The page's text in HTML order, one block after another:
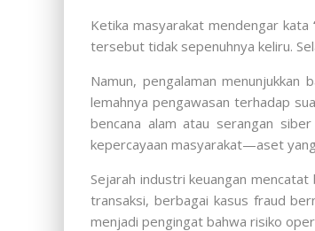
Ketika masyarakat mendengar kata
tersebut tidak sepenuhnya keliru.
Namun, pengalaman
lemahnya pengawasan terhadap
bencana alam atau serangan
kepercayaan masyarakat—aset
Sejarah industri keuangan
transaksi, berbagai kasus fraud
menjadi pengingat bahwa risiko